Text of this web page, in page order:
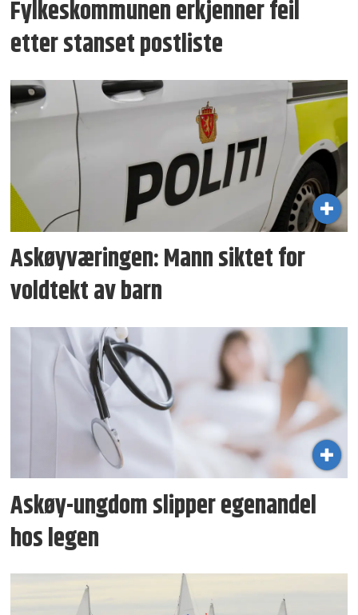
Fylkeskommunen erkjenner feil
etter stanset postliste
Askøyværingen: Mann siktet for
voldtekt av barn
Askøy-ungdom slipper egenandel
hos legen